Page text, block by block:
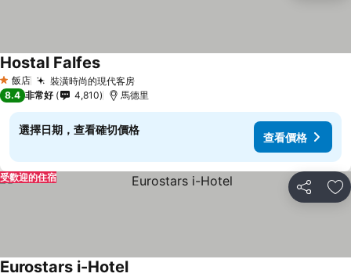
1 星級
飯店 裝潢時尚的現代客房
Hostal Falfes
8.4 非常好 4,810 馬德里
選擇日期，查看確切價格
查看價格
分享 加
受歡迎的住宿
Eurostars i-Hotel